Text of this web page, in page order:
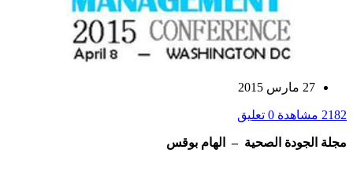
27 مارس 2015
2182 مشاهدة 0 تعليق
مجلة الجودة الصحية – الهام بوقس